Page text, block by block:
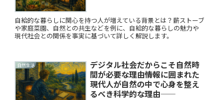
自給的な暮らしに関心を持つ人が増えている背景とは？薪ストーブ
や家庭菜園、自然との共生などを例に、自給的な暮らしの魅力や
現代社会との関係を事実に基づいて詳しく解説します。
自然生活
デジタル社会だからこそ自然時
間が必要な理由――情報に囲まれた
現代人が自然の中で心身を整え
るべき科学的な理由――